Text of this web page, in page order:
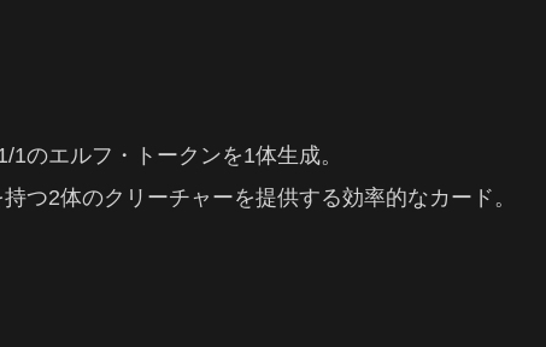
のエルフ・トークンを1体生成。
つ2体のクリーチャーを提供する効率的なカード。